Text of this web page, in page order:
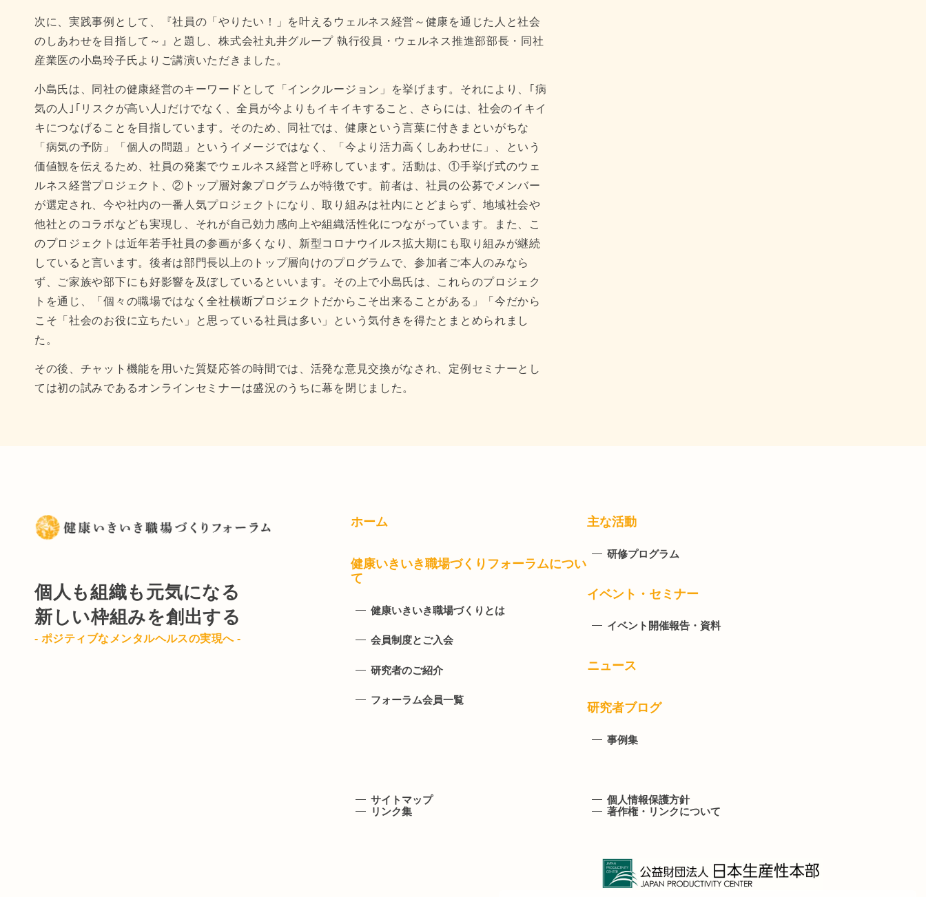
次に、実践事例として、『社員の「やりたい！」を叶えるウェルネス経営～健康を通じた人と社会
のしあわせを目指して～』と題し、株式会社丸井グループ 執行役員・ウェルネス推進部部長・同社
産業医の小島玲子氏よりご講演いただきました。
小島氏は、同社の健康経営のキーワードとして「インクルージョン」を挙げます。それにより、｢病
気の人｣｢リスクが高い人｣だけでなく、全員が今よりもイキイキすること、さらには、社会のイキイ
キにつなげることを目指しています。そのため、同社では、健康という言葉に付きまといがちな
「病気の予防」「個人の問題」というイメージではなく、「今より活力高くしあわせに」、という
価値観を伝えるため、社員の発案でウェルネス経営と呼称しています。活動は、①手挙げ式のウェ
ルネス経営プロジェクト、②トップ層対象プログラムが特徴です。前者は、社員の公募でメンバー
が選定され、今や社内の一番人気プロジェクトになり、取り組みは社内にとどまらず、地域社会や
他社とのコラボなども実現し、それが自己効力感向上や組織活性化につながっています。また、こ
のプロジェクトは近年若手社員の参画が多くなり、新型コロナウイルス拡大期にも取り組みが継続
していると言います。後者は部門長以上のトップ層向けのプログラムで、参加者ご本人のみなら
ず、ご家族や部下にも好影響を及ぼしているといいます。その上で小島氏は、これらのプロジェク
トを通じ、「個々の職場ではなく全社横断プロジェクトだからこそ出来ることがある」「今だから
こそ「社会のお役に立ちたい」と思っている社員は多い」という気付きを得たとまとめられまし
た。
その後、チャット機能を用いた質疑応答の時間では、活発な意見交換がなされ、定例セミナーとし
ては初の試みであるオンラインセミナーは盛況のうちに幕を閉じました。
個人も組織も元気になる
新しい枠組みを創出する
- ポジティブなメンタルヘルスの実現へ -
ホーム
健康いきいき職場づくりフォーラムについ
て
健康いきいき職場づくりとは
会員制度とご入会
研究者のご紹介
フォーラム会員一覧
主な活動
研修プログラム
イベント・セミナー
イベント開催報告・資料
ニュース
研究者ブログ
事例集
サイトマップ
個人情報保護方針
リンク集
著作権・リンクについて